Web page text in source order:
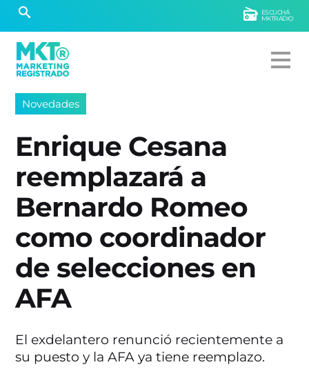
ESCUCHÁ
MKTRADIO
Novedades
Enrique Cesana
reemplazará a
Bernardo Romeo
como coordinador
de selecciones en
AFA
El exdelantero renunció recientemente a
su puesto y la AFA ya tiene reemplazo.